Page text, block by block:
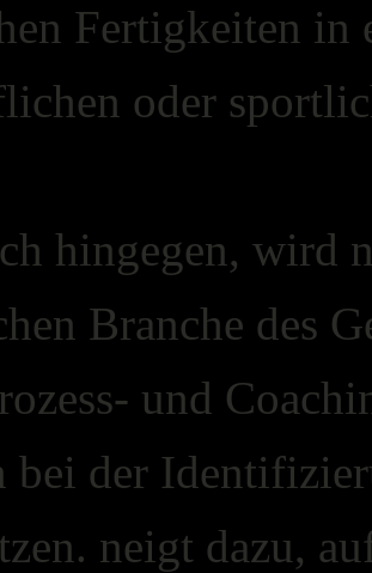
Fertigkeiten in
oder
hingegen, wird
Branche des
und
bei der
neigt dazu,